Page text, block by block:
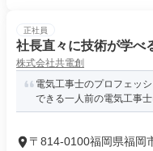
正社員
社長直々に技術が学べ
株式会社共電創
電気工事士のプロフェッ
できる一人前の電気工事
〒814-0100福岡県福岡